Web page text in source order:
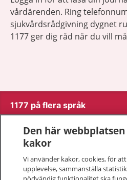
vårdärenden. Ring
sjukvårdsrådgivning dygnet
1177 ger dig råd när du vill
1177 på flera språk
Om 1177
Kontakt
Den här
kakor
Vi använder kakor, cookies, för
upplevelse, sammanställa